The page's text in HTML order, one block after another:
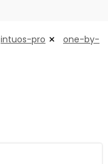
intuos-pro one-by-